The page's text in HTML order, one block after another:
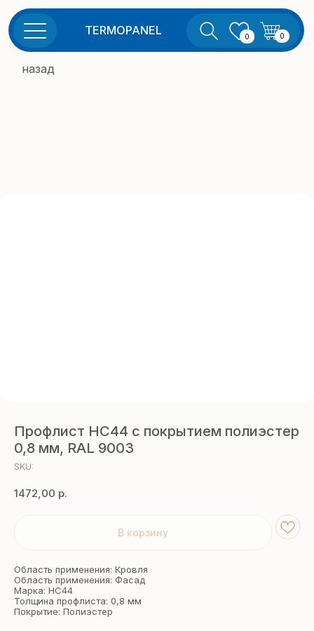
0
TERMOPANEL
назад
Профлист НС44 с покрытием полиэстер
0,8 мм, RAL 9003
SKU:
1472,00 р.
В корзину
Область применения: Кровля
Область применения: Фасад
Марка: НС44
Толщина профлиста: 0,8 мм
Покрытие: Полиэстер